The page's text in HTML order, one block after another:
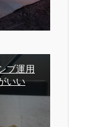
ブ運用
いい